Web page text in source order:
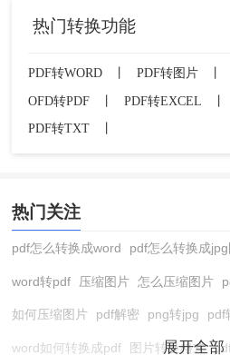
热门转换功能
PDF转WORD 丨 PDF转图片 丨
OFD转PDF
丨 PDF转EXCEL 丨
PDF转TXT
热门关注
pdf怎么转换成word pdf怎么转换成
word转pdf 压缩图片 怎么压缩图片
如何压缩图片 pdf解密 png转jpg pdf
word如何转换成pdf 图片转换格式
展开全